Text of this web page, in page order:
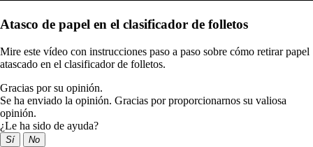
Atasco de papel en el clasificador de folletos
Mire este vídeo con instrucciones paso a paso sobre cómo retirar papel
atascado en el clasificador de folletos.
Gracias por su opinión.
Se ha enviado la opinión. Gracias por proporcionarnos su valiosa
opinión.
¿Le ha sido de ayuda?
Sí No